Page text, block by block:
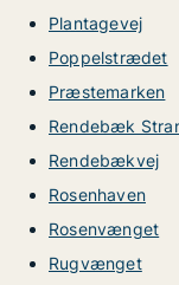
Plantagevej
Poppelstrædet
Præstemarken
Rendebæk
Rendebækvej
Rosenhaven
Rosenvænget
Rugvænget